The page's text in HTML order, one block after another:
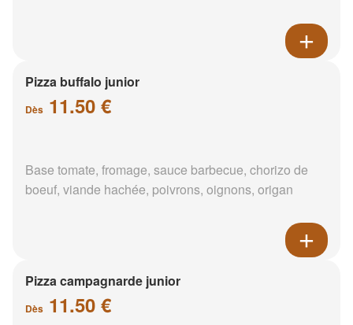
Pizza buffalo junior
Dès 11.50 €
Base tomate, fromage, sauce barbecue, chorizo de
boeuf, viande hachée, poivrons, oignons, origan
Pizza campagnarde junior
Dès 11.50 €